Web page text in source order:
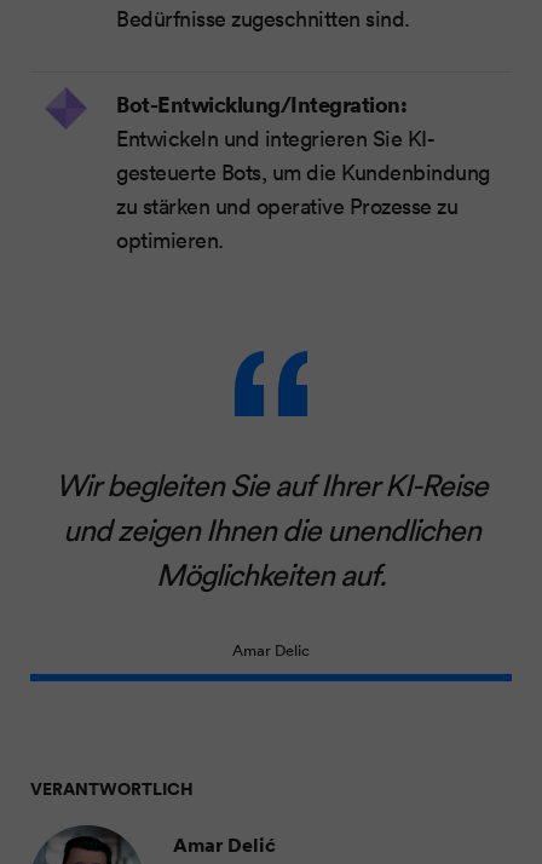
Bedürfnisse zugeschnitten sind.
Bot-Entwicklung/Integration:
Entwickeln und integrieren Sie KI-
gesteuerte Bots, um die Kundenbindung
zu stärken und operative Prozesse zu
optimieren.
Wir begleiten Sie auf Ihrer KI-Reise
und zeigen Ihnen die unendlichen
Möglichkeiten auf.
Amar Delic
VERANTWORTLICH
Amar Delić